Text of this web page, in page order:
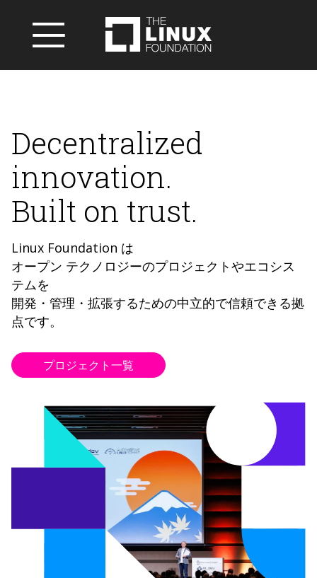
Decentralized
innovation.
Built on trust.
Linux Foundation は
オープン テクノロジーのプロジェクトやエコシス
テムを
開発・管理・拡張するための中立的で信頼できる拠
点です。
プロジェクト一覧